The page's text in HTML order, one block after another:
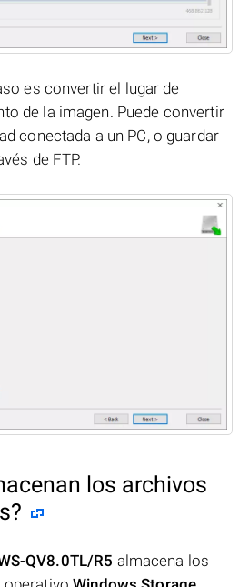
es convertir el lugar de
de la imagen. Puede convertir
conectada a un PC, o guardar
de FTP.
los archivos
QV8.0TL/R5 almacena los